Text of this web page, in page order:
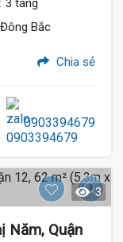
3 tầng
Đông Bắc
Chia sẻ
0903394679
3
Năm, Quận